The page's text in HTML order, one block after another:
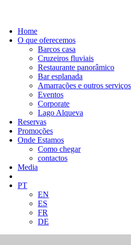
Home
O que oferecemos
Barcos casa
Cruzeiros fluviais
Restaurante panorâmico
Bar esplanada
Amarrações e outros serviços
Eventos
Corporate
Lago Alqueva
Reservas
Promoções
Onde Estamos
Como chegar
contactos
Media
PT
EN
ES
FR
DE